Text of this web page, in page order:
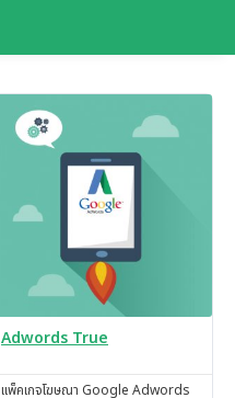
Adwords True
แพ็คเกจโฆษณา Google Adwords